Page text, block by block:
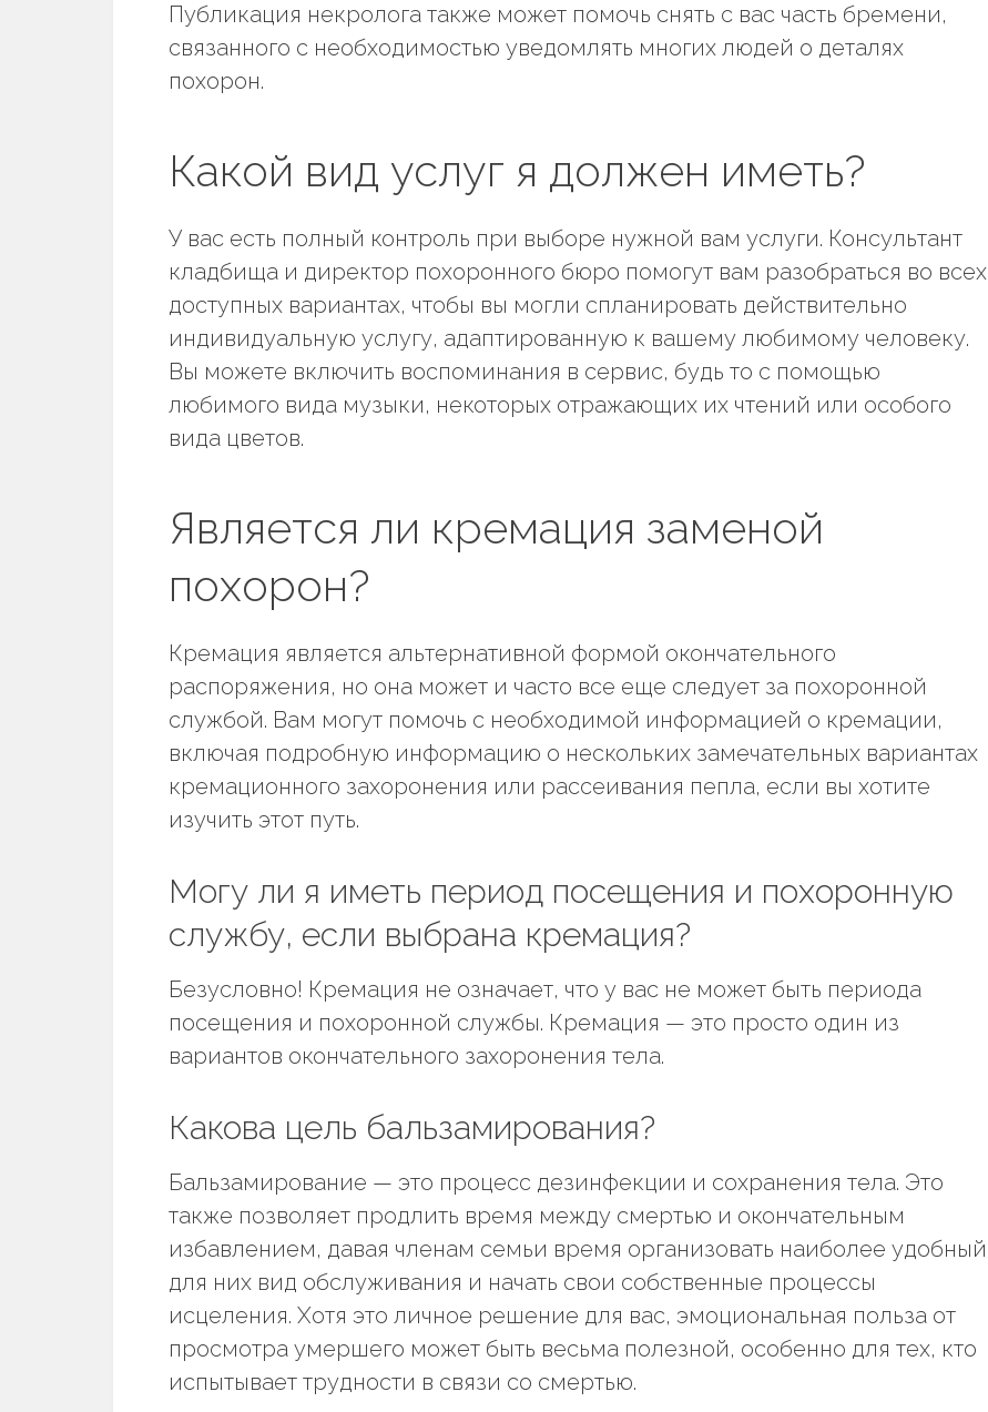
Публикация некролога также может помочь снять с вас часть бремени,
связанного с необходимостью уведомлять многих людей о деталях
похорон.
Какой вид услуг я должен иметь?
У вас есть полный контроль при выборе нужной вам услуги. Консультант
кладбища и директор похоронного бюро помогут вам разобраться во всех
доступных вариантах, чтобы вы могли спланировать действительно
индивидуальную услугу, адаптированную к вашему любимому человеку.
Вы можете включить воспоминания в сервис, будь то с помощью
любимого вида музыки, некоторых отражающих их чтений или особого
вида цветов.
Является ли кремация заменой
похорон?
Кремация является альтернативной формой окончательного
распоряжения, но она может и часто все еще следует за похоронной
службой. Вам могут помочь с необходимой информацией о кремации,
включая подробную информацию о нескольких замечательных вариантах
кремационного захоронения или рассеивания пепла, если вы хотите
изучить этот путь.
Могу ли я иметь период посещения и похоронную
службу, если выбрана кремация?
Безусловно! Кремация не означает, что у вас не может быть периода
посещения и похоронной службы. Кремация — это просто один из
вариантов окончательного захоронения тела.
Какова цель бальзамирования?
Бальзамирование — это процесс дезинфекции и сохранения тела. Это
также позволяет продлить время между смертью и окончательным
избавлением, давая членам семьи время организовать наиболее удобный
для них вид обслуживания и начать свои собственные процессы
исцеления. Хотя это личное решение для вас, эмоциональная польза от
просмотра умершего может быть весьма полезной, особенно для тех, кто
испытывает трудности в связи со смертью.